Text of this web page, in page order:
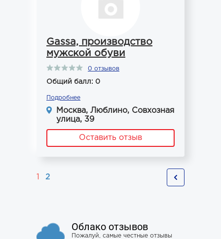
Gassa, производство
мужской обуви
0 отзывов
Общий балл: 0
Подробнее
Москва, Люблино, Совхозная
улица, 39
Оставить отзыв
2
Облако отзывов
Пожалуй, самые честные отзывы